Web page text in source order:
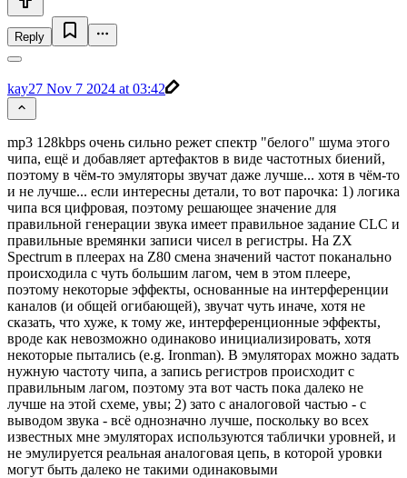
Reply
kay27 Nov 7 2024 at 03:42
mp3 128kbps очень сильно режет спектр "белого" шума этого
чипа, ещё и добавляет артефактов в виде частотных биений,
поэтому в чём-то эмуляторы звучат даже лучше... хотя в чём-то
и не лучше... если интересны детали, то вот парочка: 1) логика
чипа вся цифровая, поэтому решающее значение для
правильной генерации звука имеет правильное задание CLC и
правильные времянки записи чисел в регистры. На ZX
Spectrum в плеерах на Z80 смена значений частот поканально
происходила с чуть большим лагом, чем в этом плеере,
поэтому некоторые эффекты, основанные на интерференции
каналов (и общей огибающей), звучат чуть иначе, хотя не
сказать, что хуже, к тому же, интерференционные эффекты,
вроде как невозможно одинаково инициализировать, хотя
некоторые пытались (e.g. Ironman). В эмуляторах можно задать
нужную частоту чипа, а запись регистров происходит с
правильным лагом, поэтому эта вот часть пока далеко не
лучше на этой схеме, увы; 2) зато с аналоговой частью - с
выводом звука - всё однозначно лучше, поскольку во всех
известных мне эмуляторах используются таблички уровней, и
не эмулируется реальная аналоговая цепь, в которой уровки
могут быть далеко не такими одинаковыми